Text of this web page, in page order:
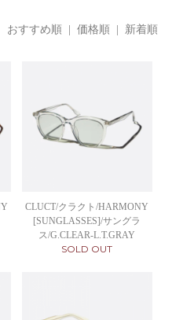
おすすめ順 価格順 | 新着順
CLUCT/クラクト/HARMONY
[SUNGLASSES]/サングラ
ス/G.CLEAR-L.T.GRAY
SOLD OUT